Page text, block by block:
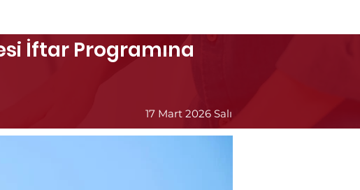
İftar Programına
17 Mart 2026 Salı